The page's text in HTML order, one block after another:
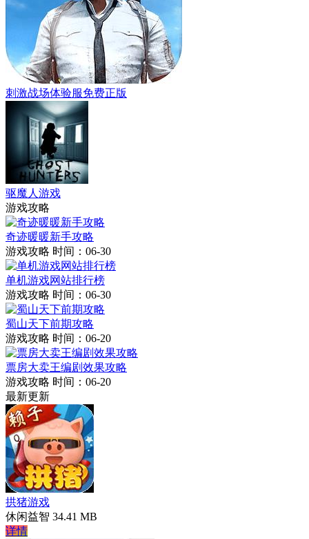
刺激战场体验服免费正版
驱魔人游戏
游戏攻略
奇迹暖暖新手攻略
游戏攻略 时间：06-30
单机游戏网站排行榜
游戏攻略 时间：06-30
蜀山天下前期攻略
游戏攻略 时间：06-20
票房大卖王编剧效果攻略
游戏攻略 时间：06-20
最新更新
拱猪游戏
休闲益智 34.41 MB
详情